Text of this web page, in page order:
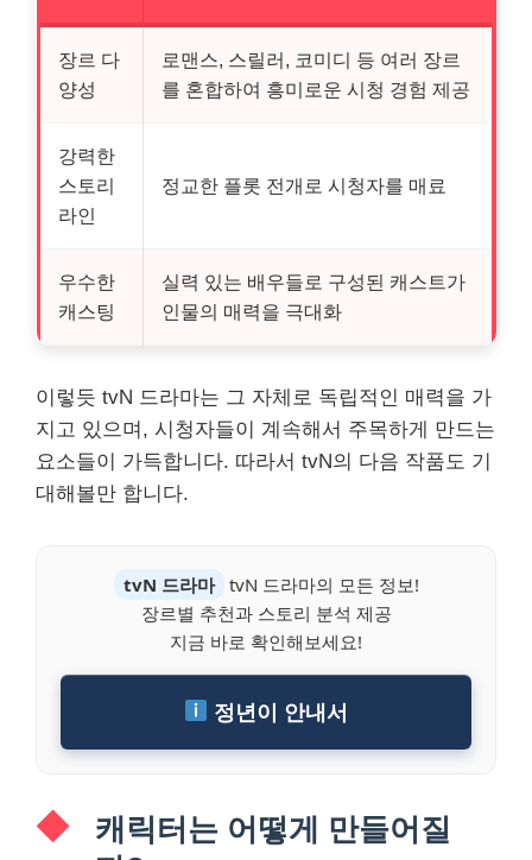
장르 다
양성
로맨스, 스릴러, 코미디 등 여러 장르
를 혼합하여 흥미로운 시청 경험 제공
강력한
스토리
라인
정교한 플롯 전개로 시청자를 매료
우수한
캐스팅
실력 있는 배우들로 구성된 캐스트가
인물의 매력을 극대화
이렇듯 tvN 드라마는 그 자체로 독립적인 매력을 가
지고 있으며, 시청자들이 계속해서 주목하게 만드는
요소들이 가득합니다. 따라서 tvN의 다음 작품도 기
대해볼만 합니다.
tvN 드라마
tvN 드라마의 모든 정보!
장르별 추천과 스토리 분석 제공
지금 바로 확인해보세요!
정년이 안내서
캐릭터는 어떻게 만들어질